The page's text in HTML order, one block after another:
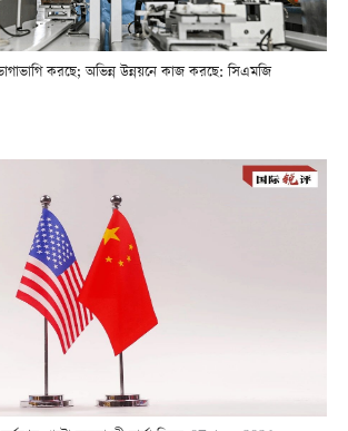
করছে; অভিন্ন উন্নয়নে কাজ করছে: সিএমজি